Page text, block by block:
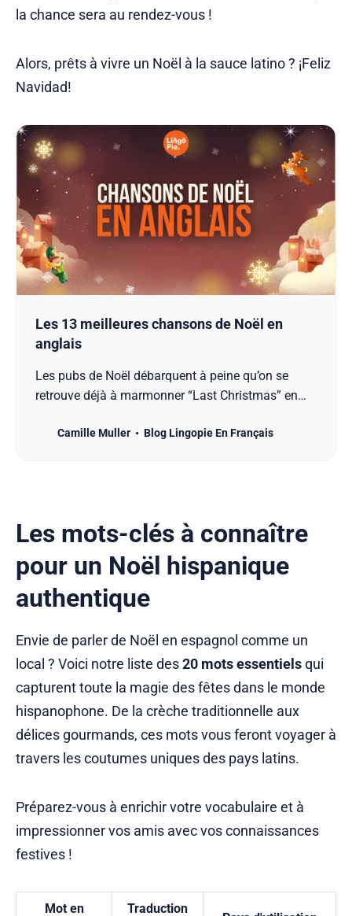
la chance sera au rendez-vous !
Alors, prêts à vivre un Noël à la sauce latino ? ¡Feliz
Navidad!
Les 13 meilleures chansons de Noël en
anglais
Les pubs de Noël débarquent à peine qu’on se
retrouve déjà à marmonner “Last Christmas” en
c’est plus fort que moi ! L’autre jour, je me suis
Camille Muller Blog Lingopie En Français
Les mots-clés à connaître
pour un Noël hispanique
authentique
Envie de parler de Noël en espagnol comme un
local ? Voici notre liste des20 mots essentielsqui
capturent toute la magie des fêtes dans le monde
hispanophone. De la crèche traditionnelle aux
délices gourmands, ces mots vous feront voyager à
travers les coutumes uniques des pays latins.
Préparez-vous à enrichir votre vocabulaire et à
impressionner vos amis avec vos connaissances
festives !
Mot en
Traduction